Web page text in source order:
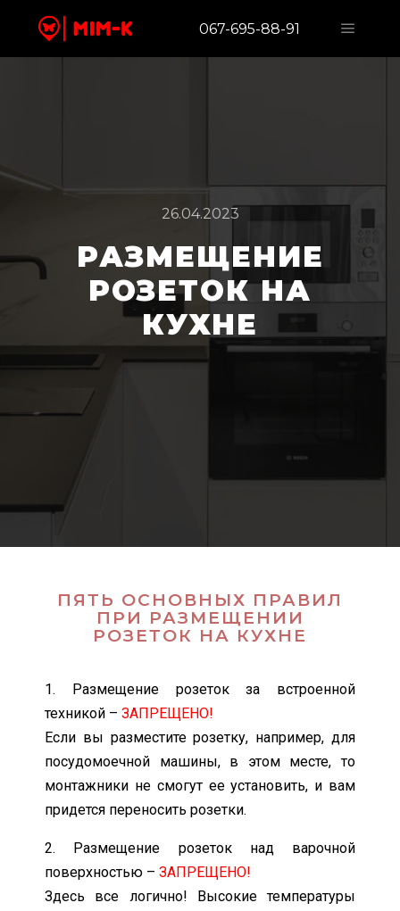
067-695-88-91
26.04.2023
РАЗМЕЩЕНИЕ
РОЗЕТОК НА
КУХНЕ
ПЯТЬ ОСНОВНЫХ ПРАВИЛ
ПРИ РАЗМЕЩЕНИИ
РОЗЕТОК НА КУХНЕ
1. Размещение розеток за встроенной
техникой – ЗАПРЕЩЕНО!
Если вы разместите розетку, например, для
посудомоечной машины, в этом месте, то
монтажники не смогут ее установить, и вам
придется переносить розетки.
2. Размещение розеток над варочной
поверхностью – ЗАПРЕЩЕНО!
Здесь все логично! Высокие температуры